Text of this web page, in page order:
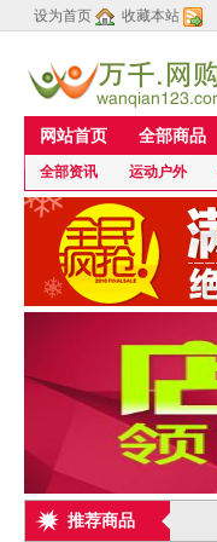
设为首页 收藏本站
网站首页 全部商品
全部资讯 运动户外
推荐商品